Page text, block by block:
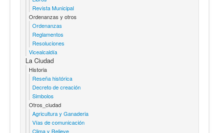
Revista Municipal
Ordenanzas y otros
Ordenanzas
Reglamentos
Resoluciones
Vicealcaldía
La Ciudad
Historia
Reseña histórica
Decreto de creación
Simbolos
Otros_ciudad
Agricultura y Ganaderia
Vías de comunicación
Clima y Relieve